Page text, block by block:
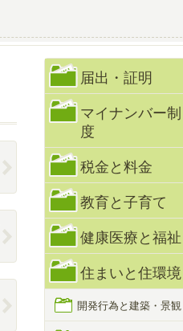
届出・証明
マイナンバー制
度
税金と料金
教育と子育て
健康医療と福祉
住まいと住環境
開発行為と建築・景観